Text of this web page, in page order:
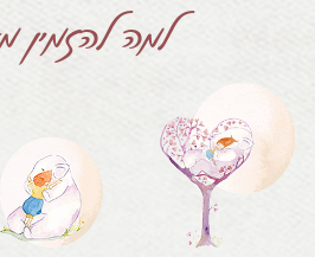
למה להזמין